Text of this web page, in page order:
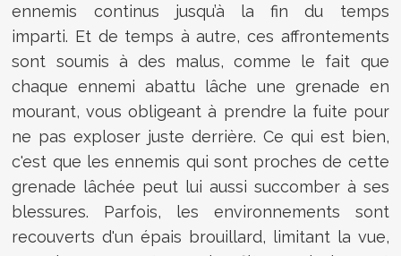
ennemis continus jusqu’à la fin du temps
imparti. Et de temps à autre, ces affrontements
sont soumis à des malus, comme le fait que
chaque ennemi abattu lâche une grenade en
mourant, vous obligeant à prendre la fuite pour
ne pas exploser juste derrière. Ce qui est bien,
c'est que les ennemis qui sont proches de cette
grenade lâchée peut lui aussi succomber à ses
blessures. Parfois, les environnements sont
recouverts d'un épais brouillard, limitant la vue,